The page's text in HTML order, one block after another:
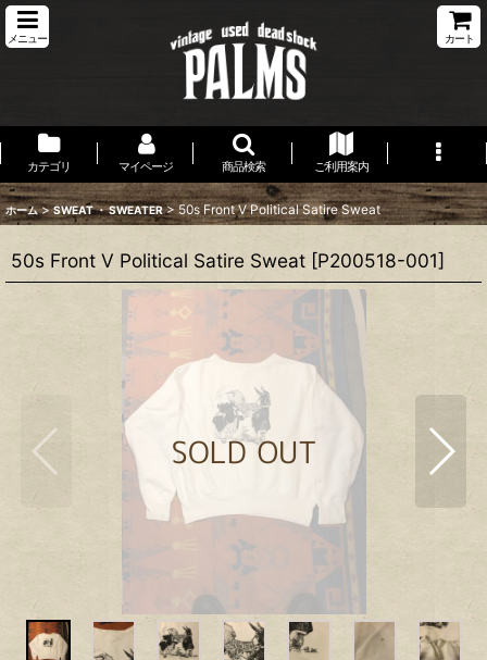
メニュー カート
カテゴリ マイページ 商品検索 ご利用案内
ホーム > SWEAT ・ SWEATER > 50s Front V Political Satire Sweat
50s Front V Political Satire Sweat [P200518-001]